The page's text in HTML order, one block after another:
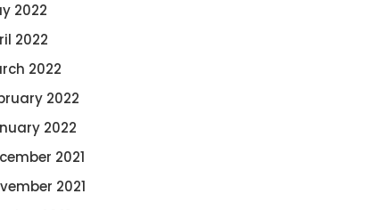
2022
2022
2022
2022
2022
2021
2021